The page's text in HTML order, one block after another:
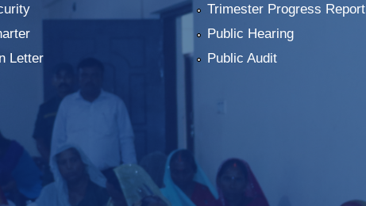
Letter
Trimester Progress Report
Public Hearing
Public Audit